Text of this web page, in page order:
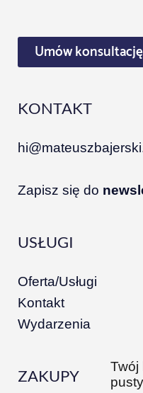
Umów
KONTAKT
Zapisz się do
USŁUGI
Oferta/Usługi
Kontakt
Wydarzenia
ZAKUPY
Twój
pusty